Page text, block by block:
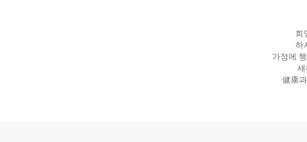
희
하
가정에
새
健康